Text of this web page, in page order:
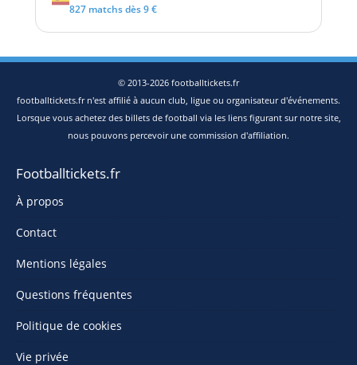
827 matchs dès 9 €
© 2013-2026 footballtickets.fr
footballtickets.fr n'est affilié à aucun club, ligue ou organisateur d'événements.
Lorsque vous achetez des billets de football via les liens figurant sur notre site,
nous pouvons percevoir une commission d'affiliation.
Footballtickets.fr
À propos
Contact
Mentions légales
Questions fréquentes
Politique de cookies
Vie privée